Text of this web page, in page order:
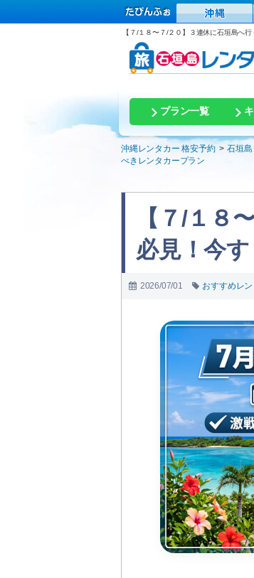
【７/１８〜７/２０】３連休に石垣島へ
プラン一覧
沖縄レンタカー 格安予約 石垣島
べきレンタカープラン
【７/１８
必見！今
2026/07/01 おすすめレ